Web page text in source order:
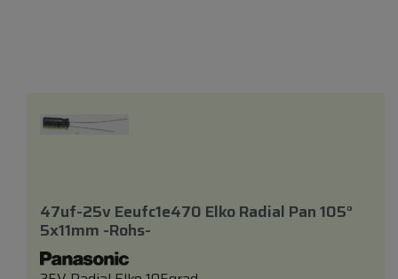
47uf-25v Eeufc1e470 Elko Radial Pan 105°
5x11mm -rohs-